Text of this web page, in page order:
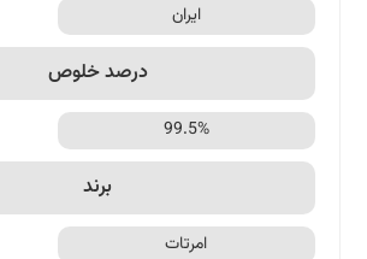
ایران
درصد خلوص
99.5%
برند
امرتات